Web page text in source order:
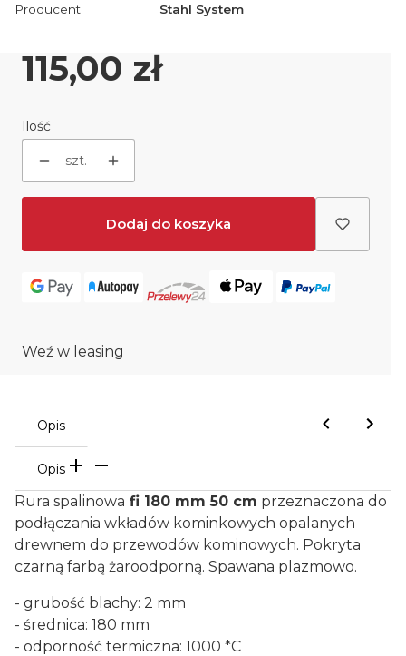
Producent:
Stahl System
Cena
115,00 zł
Ilość
szt.
Dodaj do koszyka
Weź w leasing
Opis
Opis
Rura spalinowa fi 180 mm 50 cm przeznaczona do
podłączania wkładów kominkowych opalanych
drewnem do przewodów kominowych. Pokryta
czarną farbą żaroodporną. Spawana plazmowo.
- grubość blachy: 2 mm
- średnica: 180 mm
- odporność termiczna: 1000 *C